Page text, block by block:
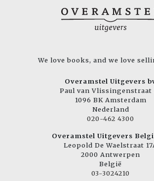
We love books, and we love
Overamstel Uitgevers
Paul van Vlissingenstraat
1096 BK Amsterdam
Nederland
020-462 4300
Overamstel Uitgevers
Leopold De Waelstraat
2000 Antwerpen
België
03-3024210